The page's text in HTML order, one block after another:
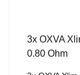
3x OXVA
0.80 Ohm